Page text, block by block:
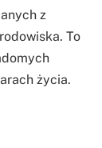
z
To
życia.